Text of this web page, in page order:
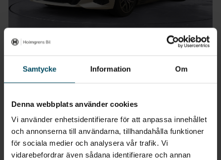
Samtycke Information Om
Denna webbplats använder cookies
Vi använder enhetsidentifierare för att anpassa innehållet
och annonserna till användarna, tillhandahålla funktioner
för sociala medier och analysera vår trafik. Vi
vidarebefordrar även sådana identifierare och annan
BMW i5 xDrive40 Sedan Elbil
Pris
Inkl. moms
769 900 kr
Finansiering
Inkl. moms
6 815 kr/mån
Företagsleasing